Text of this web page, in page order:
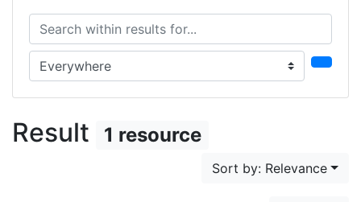
Search within results for...
Search in...
Result 1 resource
Sort by: Relevance